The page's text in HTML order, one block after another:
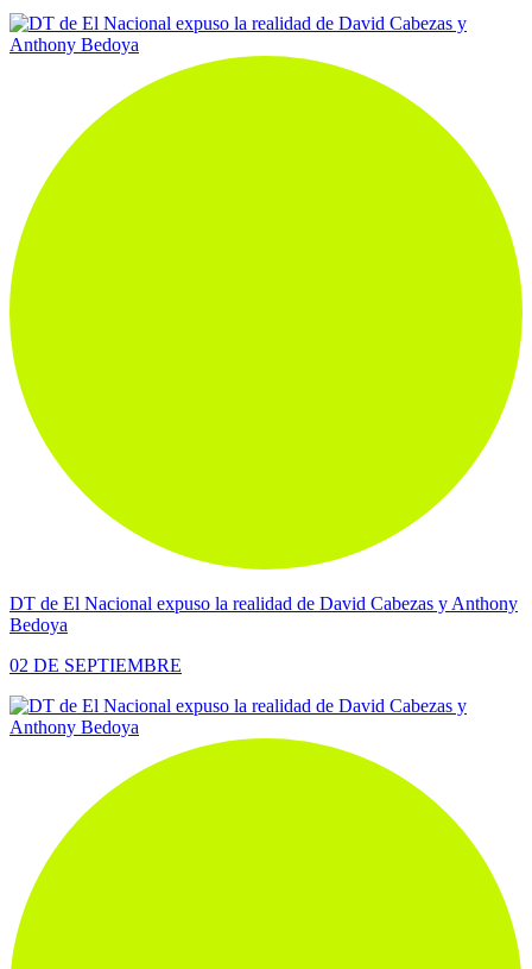
DT de El Nacional expuso la realidad de David Cabezas y Anthony
Bedoya
02 DE SEPTIEMBRE